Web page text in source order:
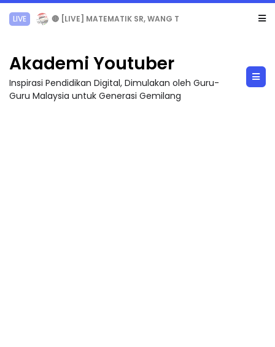
Sejarah Tingkatan 4
Akademi Youtuber
Inspirasi Pendidikan Digital, Dimulakan oleh Guru-
Guru Malaysia untuk Generasi Gemilang